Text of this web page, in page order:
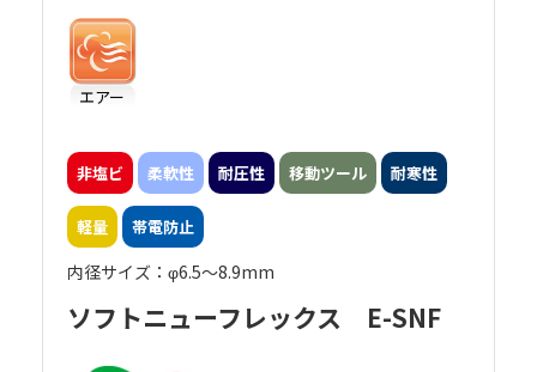
エアー
非塩ビ 柔軟性 耐圧性 移動ツール 耐寒性
軽量 帯電防止
内径サイズ：φ6.5～8.9mm
ソフトニューフレックス E-SNF